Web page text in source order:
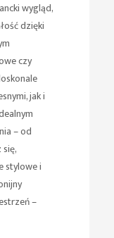
wygląd,
dzięki
czy
jak i
– od
stylowe i
–